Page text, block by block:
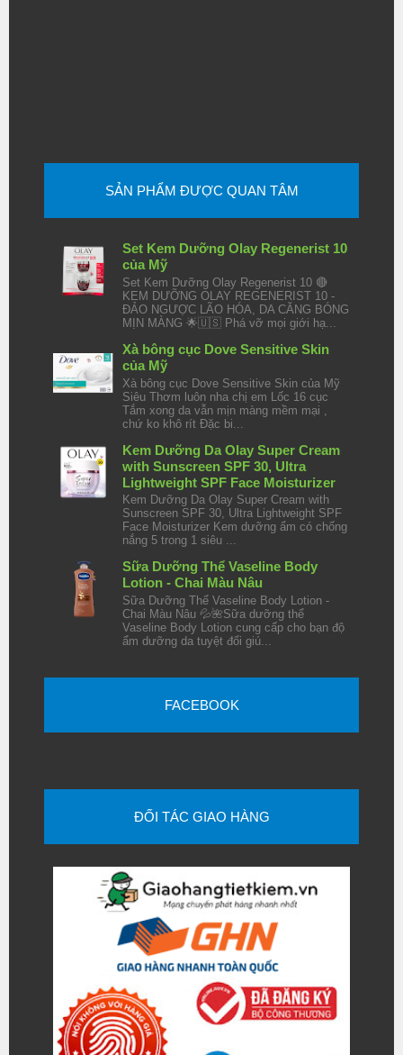
SẢN PHẨM ĐƯỢC QUAN TÂM
Set Kem Dưỡng Olay Regenerist 10
của Mỹ
Set Kem Dưỡng Olay Regenerist 10 🔴
KEM DƯỠNG OLAY REGENERIST 10 -
ĐẢO NGƯỢC LÃO HÓA, DA CĂNG BÓNG
MỊN MÀNG 🌟🇺🇸 Phá vỡ mọi giới hạ...
Xà bông cục Dove Sensitive Skin
của Mỹ
Xà bông cục Dove Sensitive Skin của Mỹ
Siêu Thơm luôn nha chị em Lốc 16 cục
Tắm xong da vẫn mịn màng mềm mại ,
chứ ko khô rít Đặc bi...
Kem Dưỡng Da Olay Super Cream
with Sunscreen SPF 30, Ultra
Lightweight SPF Face Moisturizer
Kem Dưỡng Da Olay Super Cream with
Sunscreen SPF 30, Ultra Lightweight SPF
Face Moisturizer Kem dưỡng ẩm có chống
nắng 5 trong 1 siêu ...
Sữa Dưỡng Thể Vaseline Body
Lotion - Chai Màu Nâu
Sữa Dưỡng Thể Vaseline Body Lotion -
Chai Màu Nâu 💦🌺Sữa dưỡng thể
Vaseline Body Lotion cung cấp cho bạn độ
ẩm dưỡng da tuyệt đối giú...
FACEBOOK
ĐỐI TÁC GIAO HÀNG